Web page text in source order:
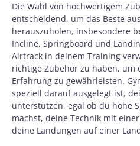
Die Wahl von hochwertigem
entscheidend, um das Beste
herauszuholen, insbesondere
Incline, Springboard und
Airtrack in deinem Training
richtige Zubehör zu haben, um
Erfahrung zu gewährleisten.
speziell darauf ausgelegt ist,
unterstützen, egal ob du hohe
machst, deine Technik mit
deine Landungen auf einer